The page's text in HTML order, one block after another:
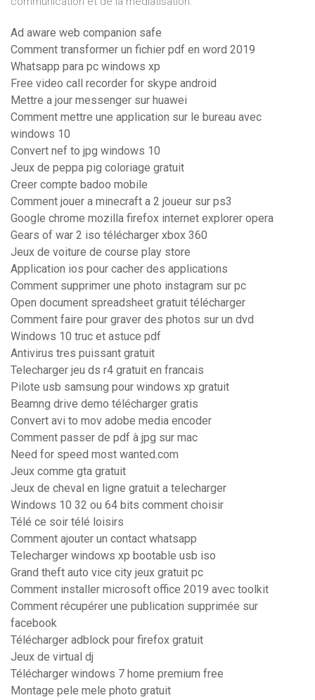
Ad aware web companion safe
Comment transformer un fichier pdf en word 2019
Whatsapp para pc windows xp
Free video call recorder for skype android
Mettre a jour messenger sur huawei
Comment mettre une application sur le bureau avec
windows 10
Convert nef to jpg windows 10
Jeux de peppa pig coloriage gratuit
Creer compte badoo mobile
Comment jouer a minecraft a 2 joueur sur ps3
Google chrome mozilla firefox internet explorer opera
Gears of war 2 iso télécharger xbox 360
Jeux de voiture de course play store
Application ios pour cacher des applications
Comment supprimer une photo instagram sur pc
Open document spreadsheet gratuit télécharger
Comment faire pour graver des photos sur un dvd
Windows 10 truc et astuce pdf
Antivirus tres puissant gratuit
Telecharger jeu ds r4 gratuit en francais
Pilote usb samsung pour windows xp gratuit
Beamng drive demo télécharger gratis
Convert avi to mov adobe media encoder
Comment passer de pdf à jpg sur mac
Need for speed most wanted.com
Jeux comme gta gratuit
Jeux de cheval en ligne gratuit a telecharger
Windows 10 32 ou 64 bits comment choisir
Télé ce soir télé loisirs
Comment ajouter un contact whatsapp
Telecharger windows xp bootable usb iso
Grand theft auto vice city jeux gratuit pc
Comment installer microsoft office 2019 avec toolkit
Comment récupérer une publication supprimée sur
facebook
Télécharger adblock pour firefox gratuit
Jeux de virtual dj
Télécharger windows 7 home premium free
Montage pele mele photo gratuit